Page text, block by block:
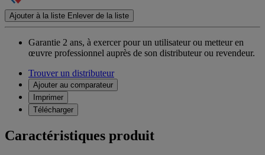
Ajouter à la liste Enlever de la liste
Garantie 2 ans, à exercer pour un utilisateur ou metteur en
œuvre professionnel auprès de son distributeur ou revendeur.
Trouver un distributeur
Ajouter au comparateur
Imprimer
Télécharger
Caractéristiques produit